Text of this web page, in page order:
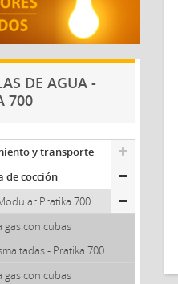
DE AGUA -
700
y transporte
de cocción
Pratika 700
gas con cubas
- Pratika 700
gas con cubas